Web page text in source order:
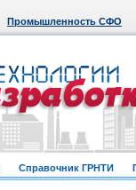
Промышленность СФО
Справочник ГРНТИ